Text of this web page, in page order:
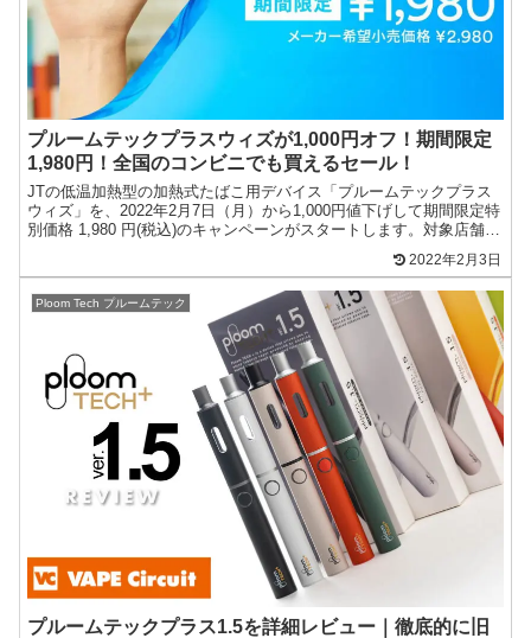
プルームテックプラスウィズが1,000円オフ！期間限定
1,980円！全国のコンビニでも買えるセール！
JTの低温加熱型の加熱式たばこ用デバイス「プルームテックプラス
ウィズ」を、2022年2月7日（月）から1,000円値下げして期間限定特
別価格 1,980 円(税込)のキャンペーンがスタートします。対象店舗は
2022年2月3日
Ploom Tech プルームテック
プルームテックプラス1.5を詳細レビュー｜徹底的に旧